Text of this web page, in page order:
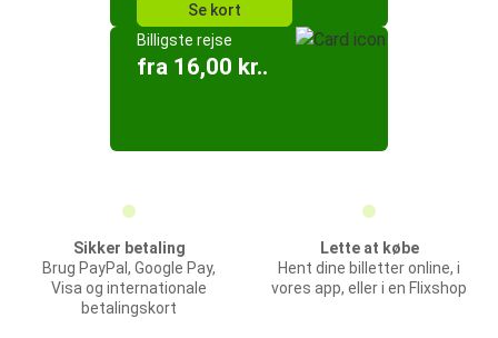
Se kort
Billigste rejse
fra 16,00 kr..
Sikker betaling
Brug PayPal, Google Pay,
Visa og internationale
betalingskort
Lette at købe
Hent dine billetter online, i
vores app, eller i en Flixshop